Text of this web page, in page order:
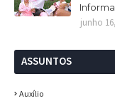
Informa
junho
ASSUNTOS
Auxílio